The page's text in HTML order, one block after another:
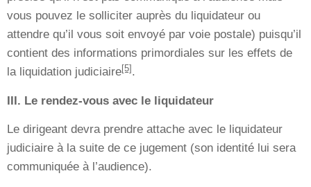
vous pouvez le solliciter auprès du liquidateur ou
attendre qu’il vous soit envoyé par voie postale) puisqu’il
contient des informations primordiales sur les effets de
la liquidation judiciaire[5] .
III. Le rendez-vous avec le liquidateur
Le dirigeant devra prendre attache avec le liquidateur
judiciaire à la suite de ce jugement (son identité lui sera
communiquée à l’audience).